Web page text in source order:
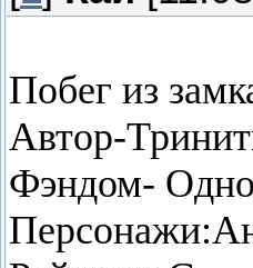
Побег из
Автор-
Фэндом-